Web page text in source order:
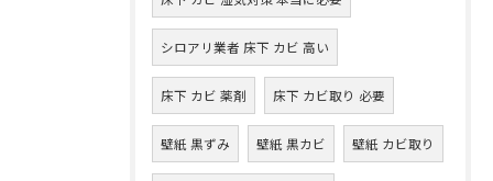
シロアリ業者 床下 カビ 高い
床下 カビ 薬剤 床下 カビ取り 必要
壁紙 黒ずみ 壁紙 黒カビ 壁紙 カビ取り